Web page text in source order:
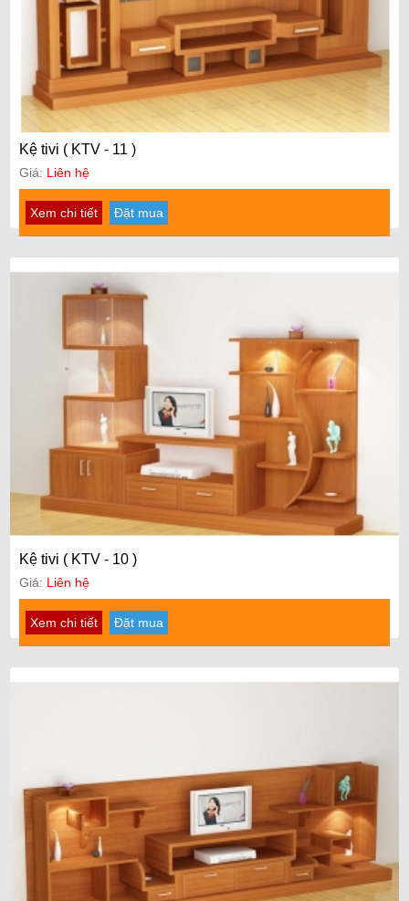
Kệ tivi ( KTV - 11 )
Giá: Liên hệ
Xem chi tiết Đặt mua
Kệ tivi ( KTV - 10 )
Giá: Liên hệ
Xem chi tiết Đặt mua